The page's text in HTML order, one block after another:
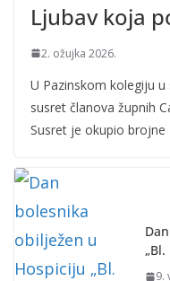
Ljubav koja
2. ožujka 2026.
U Pazinskom kolegiju
susret članova župnih
Susret je okupio brojne
9.